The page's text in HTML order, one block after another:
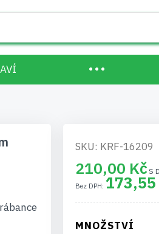
SKU: KRF-16209
210,00 Kč
173,55
MNOŽSTVÍ